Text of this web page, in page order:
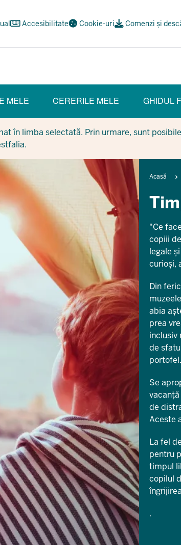
Accesibilitate Cookie-uri Comenzi și
MELE CERERILE MELE GHIDUL
în limba selectată. Prin urmare, sunt
Breadcrumb
Acasă
"Ce
copiii
legale
curioși,
Din
abia
prea
inclusiv
de
portofel.
Se
de
Aceste
La fel
pentru
timpul
copilul
.